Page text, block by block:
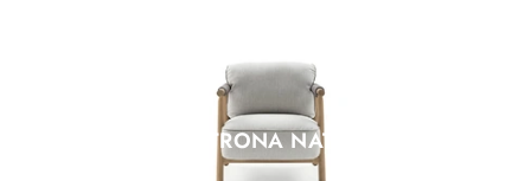
POLTRONA NATHY